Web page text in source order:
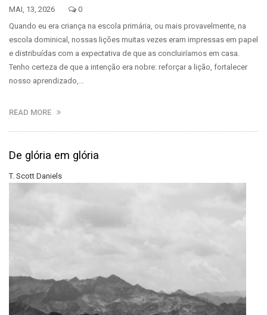
MAI, 13, 2026
0
Quando eu era criança na escola primária, ou mais provavelmente, na
escola dominical, nossas lições muitas vezes eram impressas em papel
e distribuídas com a expectativa de que as concluiríamos em casa.
Tenho certeza de que a intenção era nobre: reforçar a lição, fortalecer
nosso aprendizado,…
READ MORE
De glória em glória
T. Scott Daniels